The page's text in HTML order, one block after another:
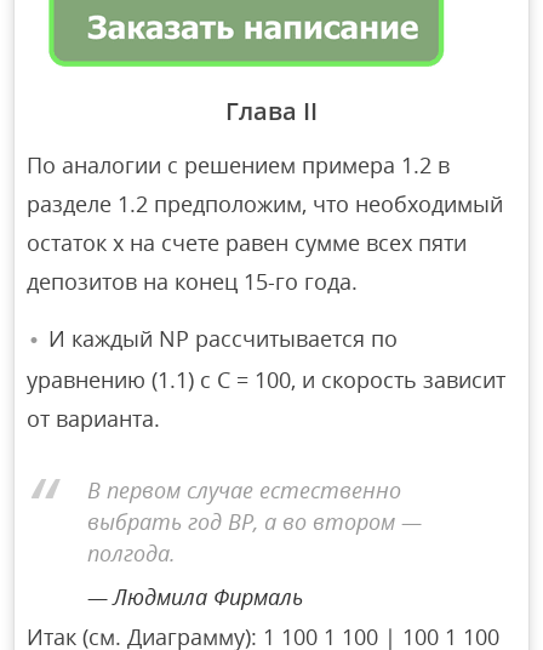
Глава II
По аналогии с решением примера 1.2 в
разделе 1.2 предположим, что необходимый
остаток х на счете равен сумме всех пяти
депозитов на конец 15-го года.
И каждый NP рассчитывается по
уравнению (1.1) с C = 100, и скорость зависит
от варианта.
В первом случае естественно
выбрать год BP, а во втором —
полгода.
Людмила Фирмаль
Итак (см. Диаграмму): 1 100 1 100 | 100 1 100